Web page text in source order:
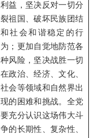
利益，坚决反对一切分
裂祖国、破坏民族团结
和社会和谐稳定的行
为；更加自觉地防范各
种风险，坚决战胜一切
在政治、经济、文化、
社会等领域和自然界出
现的困难和挑战。全党
要充分认识这场伟大斗
争的长期性、复杂性、